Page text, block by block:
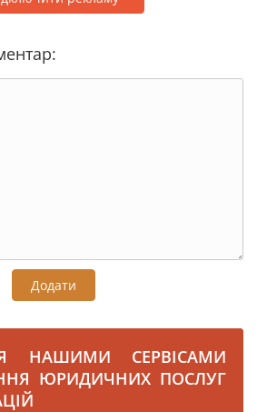
Додати
НАШИМИ СЕРВІСАМИ
ЮРИДИЧНИХ ПОСЛУГ